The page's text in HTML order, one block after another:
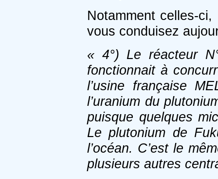
Notamment celles-ci,
vous conduisez
« 4°) Le réacteur
fonctionnait à
l’usine française
l’uranium du
puisque quelques
Le plutonium de
l’océan. C’est le
plusieurs autres